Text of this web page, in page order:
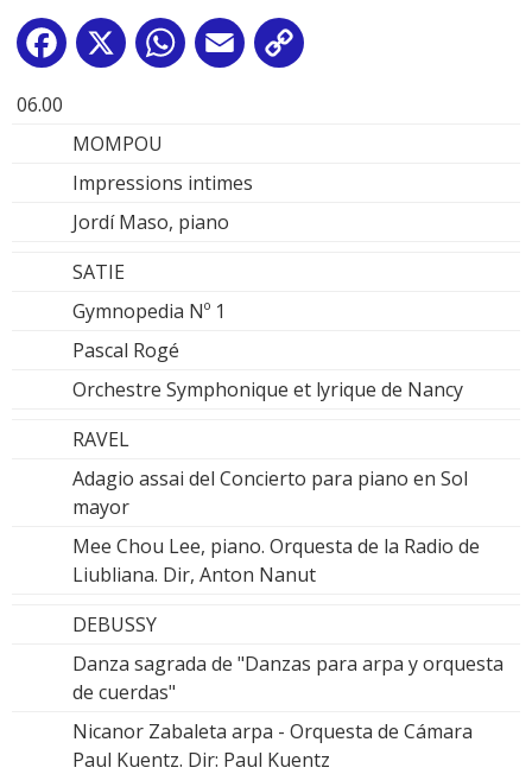
Facebook
X WhatsApp
Email
06.00
MOMPOU
Impressions intimes
Jordí Maso, piano
SATIE
Gymnopedia Nº 1
Pascal Rogé
Orchestre Symphonique et lyrique de Nancy
RAVEL
Adagio assai del Concierto para piano en Sol
mayor
Mee Chou Lee, piano. Orquesta de la Radio de
Liubliana. Dir, Anton Nanut
DEBUSSY
Danza sagrada de "Danzas para arpa y orquesta
de cuerdas"
Nicanor Zabaleta arpa - Orquesta de Cámara
Paul Kuentz. Dir: Paul Kuentz